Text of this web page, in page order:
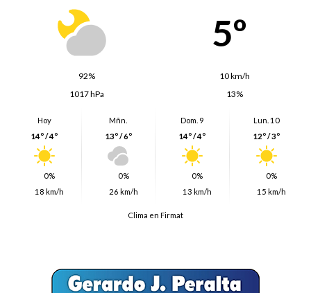
5º
92%
10 km/h
1017 hPa
13%
Hoy
14º / 4º
0%
18 km/h
Mñn.
13º / 6º
0%
26 km/h
Dom. 9
14º / 4º
0%
13 km/h
Lun. 10
12º / 3º
0%
15 km/h
Clima en Firmat